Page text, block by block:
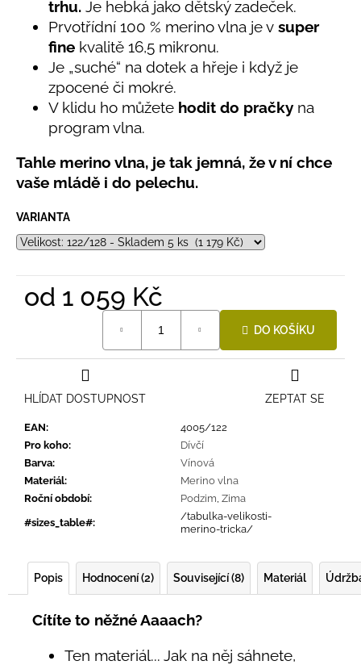
trhu. Je hebká jako dětský zadeček.
Prvotřídní 100 % merino vlna je v super
fine kvalitě 16,5 mikronu.
Je „suché“ na dotek a hřeje i když je
zpocené či mokré.
V klidu ho můžete hodit do pračky na
program vlna.
Tahle merino vlna, je tak jemná, že v ní chce
vaše mládě i do pelechu.
VARIANTA
od 1 059 Kč
DO KOŠÍKU
EAN:
4005/122
Pro koho:
Dívčí
Barva:
Vínová
Materiál:
Merino vlna
Roční období: Podzim, Zima
#sizes_table#:
/tabulka-velikosti-
merino-tricka/
ZEPTAT SE
HLÍDAT DOSTUPNOST
Popis Hodnocení (2) Související (8) Materiál
Cítíte to něžné Aaaach?
Ten materiál... Jak na něj sáhnete,
LETNÍ
UV
SVĚTLE
MODRÁ